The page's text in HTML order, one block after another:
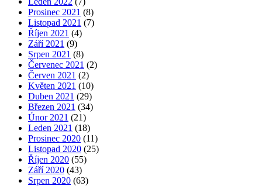
Prosinec 2021 (8)
Listopad 2021 (7)
Říjen 2021 (4)
Září 2021 (9)
Srpen 2021 (8)
Červenec 2021 (2)
Červen 2021 (2)
Květen 2021 (10)
Duben 2021 (29)
Březen 2021 (34)
Únor 2021 (21)
Leden 2021 (18)
Prosinec 2020 (11)
Listopad 2020 (25)
Říjen 2020 (55)
Září 2020 (43)
Srpen 2020 (63)